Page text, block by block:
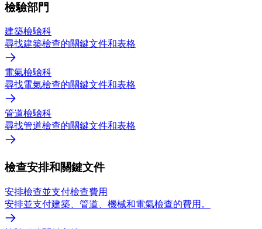
檢驗部門
建築檢驗科
尋找建築檢查的關鍵文件和表格
電氣檢驗科
尋找電氣檢查的關鍵文件和表格
管道檢驗科
尋找管道檢查的關鍵文件和表格
檢查安排和關鍵文件
安排檢查並支付檢查費用
安排並支付建築、管道、機械和電氣檢查的費用。